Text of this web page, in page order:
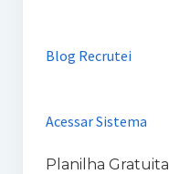
Blog Recrutei
Acessar Sistema
Planilha Gratuita